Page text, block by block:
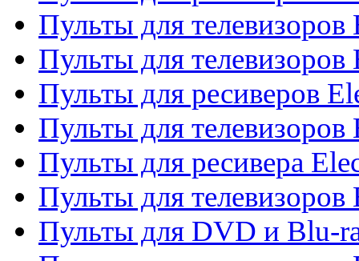
Пульты для телевизоров
Пульты для телевизоров
Пульты для ресиверов
Пульты для телевизоров
Пульты для ресивера
Пульты для телевизоров
Пульты для DVD и Blu-